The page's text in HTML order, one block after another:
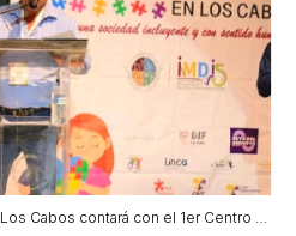
Los Cabos contará con el 1er Centro de Autismo en BCS: Oscar Leggs